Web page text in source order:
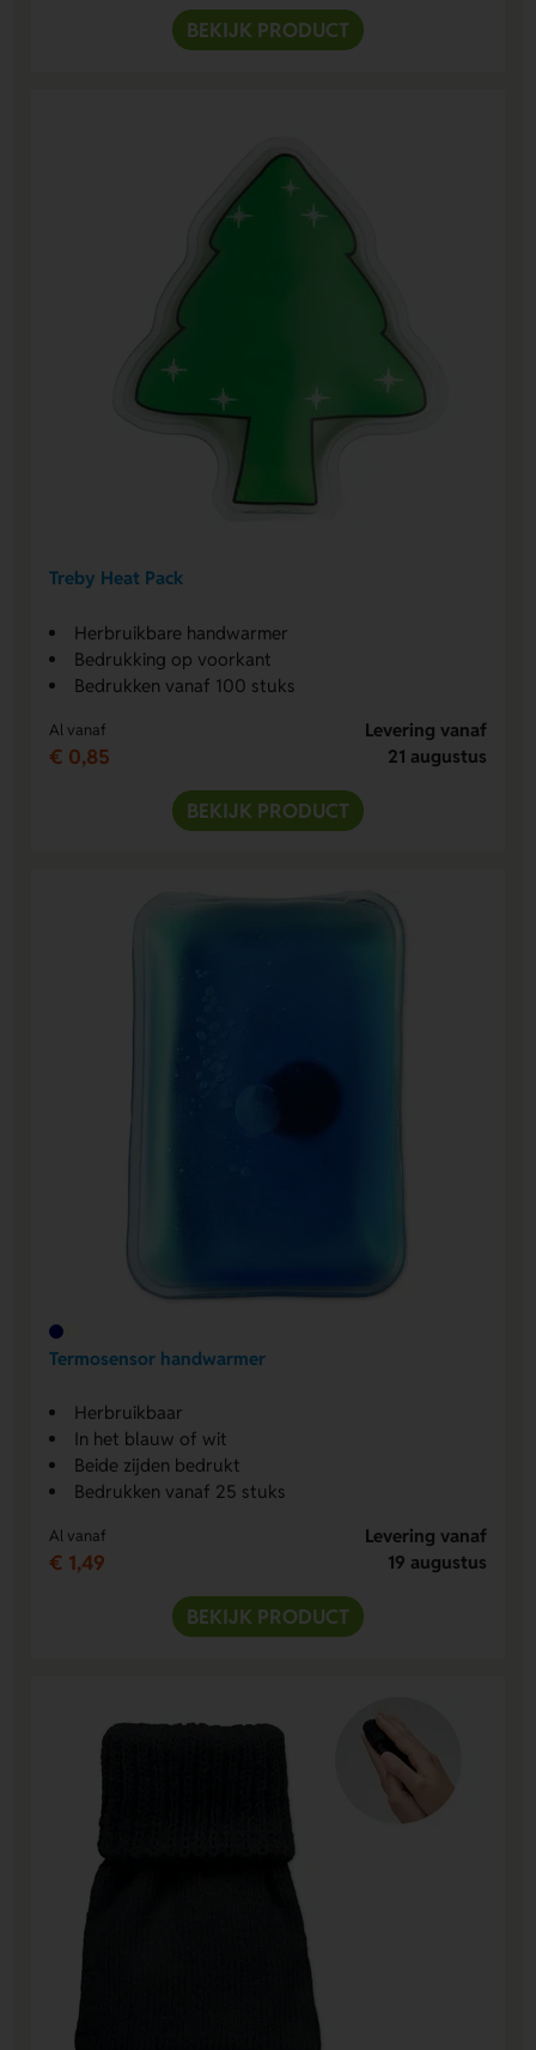
BEKIJK PRODUCT
Treby Heat Pack
Herbruikbare handwarmer
Bedrukking op voorkant
Bedrukken vanaf 100 stuks
Al vanaf
€ 0,85
Levering vanaf
21 augustus
BEKIJK PRODUCT
Termosensor handwarmer
Herbruikbaar
In het blauw of wit
Beide zijden bedrukt
Bedrukken vanaf 25 stuks
Al vanaf
€ 1,49
Levering vanaf
19 augustus
BEKIJK PRODUCT